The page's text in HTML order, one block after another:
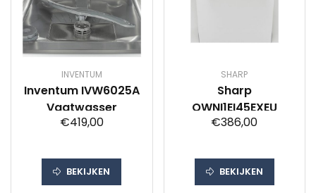
INVENTUM
Inventum IVW6025A
Vaatwasser
€419,00
BEKIJKEN
SHARP
Sharp
QWNI1EI45EXEU
€386,00
BEKIJKEN